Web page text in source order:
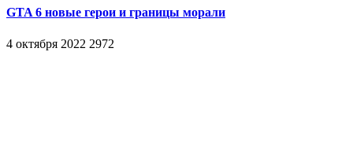
GTA 6 новые герои и границы морали
4 октября 2022 2972